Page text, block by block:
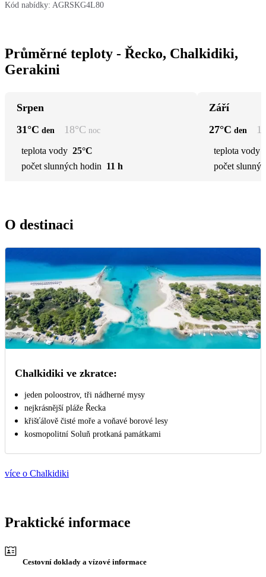
Kód nabídky: AGRSKG4L80
Průměrné teploty - Řecko, Chalkidiki,
Gerakini
Srpen
31°C den 18°C noc
teplota vody 25°C
počet slunných hodin 11 h
Září
27°C den
teplota vody
počet
O destinaci
Chalkidiki ve zkratce:
jeden poloostrov, tři nádherné mysy
nejkrásnější pláže Řecka
křišťálově čisté moře a voňavé borové lesy
kosmopolitní Soluň protkaná památkami
více o Chalkidiki
Praktické informace
Cestovní doklady a vízové informace